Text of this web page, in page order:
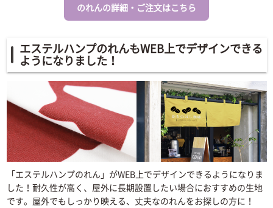
のれんの詳細・ご注文はこちら
エステルハンプのれんもWEB上でデザインできる
ようになりました！
「エステルハンプのれん」がWEB上でデザインできるようになりま
した！耐久性が高く、屋外に長期設置したい場合におすすめの生地
です。屋外でもしっかり映える、丈夫なのれんをお探しの方に！